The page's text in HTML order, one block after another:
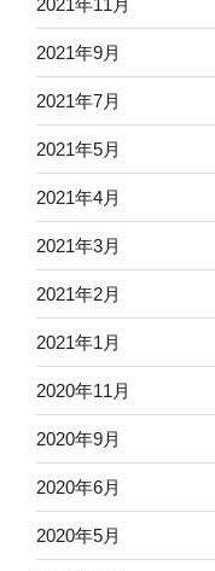
2021年9月
2021年7月
2021年5月
2021年4月
2021年3月
2021年2月
2021年1月
2020年11月
2020年9月
2020年6月
2020年5月